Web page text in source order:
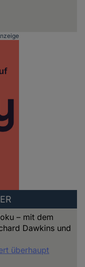
– mit dem
Dawkins und
überhaupt